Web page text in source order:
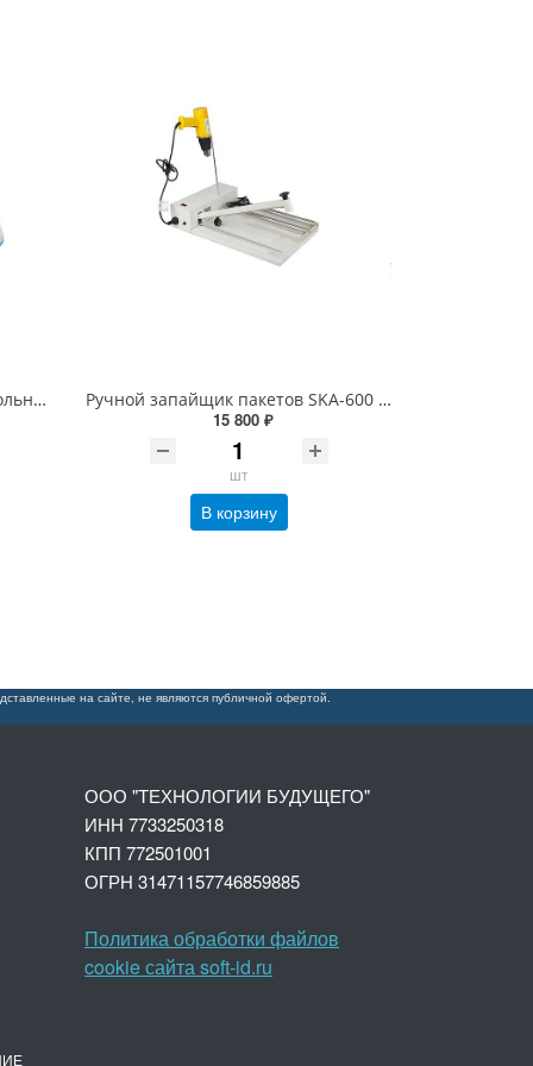
Запайщик CAS CXP 300/5 настольный ручной без ножа
Ручной запайщик пакетов SKA-600 с феном (импульсный, шов 1 мм, длина 600 мм)
15 800 ₽
шт
В корзину
на сайте, не являются публичной офертой.
ООО "ТЕХНОЛОГИИ БУДУЩЕГО"
ИНН 7733250318
КПП 772501001
ОГРН 31471157746859885
Политика обработки файлов
cookie сайта soft-id.ru